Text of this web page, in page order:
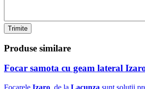
Trimite
Produse similare
Focar samota cu geam lateral
Focarele Izaro de la Lacunza sunt soluții